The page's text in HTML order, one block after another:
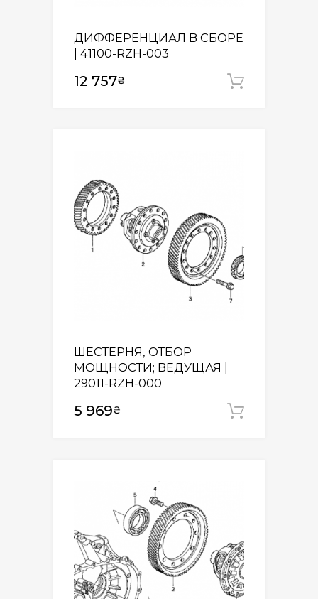
ДИФФЕРЕНЦИАЛ В СБОРЕ
| 41100-RZH-003
12 757₴
ШЕСТЕРНЯ, ОТБОР
МОЩНОСТИ; ВЕДУЩАЯ |
29011-RZH-000
5 969₴